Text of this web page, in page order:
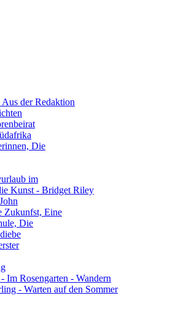
der Redaktion
Die
im
Kunst - Bridget Riley
Zukunfst, Eine
Die
Im Rosengarten - Wandern
- Warten auf den Sommer